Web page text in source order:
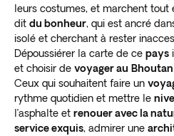
leurs costumes, et marchent tout
dit du bonheur, qui est ancré
isolé et cherchant à rester
Dépoussiérer la carte de ce pays
et choisir de voyager au Bhoutan
Ceux qui souhaitent faire un
rythme quotidien et mettre le
l’asphalte et renouer avec la
service exquis, admirer une